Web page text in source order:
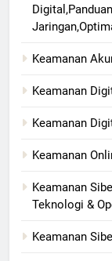
Keamanan
Keamanan
Keamanan
Keamanan
Keamanan
Teknologi &
Keamanan